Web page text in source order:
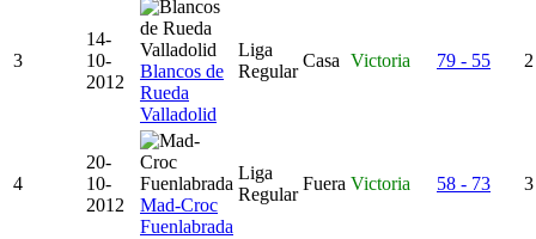
3
14-
10-
2012
Blancos de
Rueda
Valladolid
Liga
Regular
Casa Victoria 79 - 55
4
20-
10-
2012
Mad-Croc
Fuenlabrada
Liga
Regular
Fuera Victoria 58 - 73